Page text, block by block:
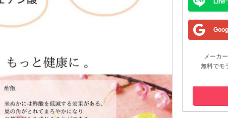
Line
メーカ
無料でモ